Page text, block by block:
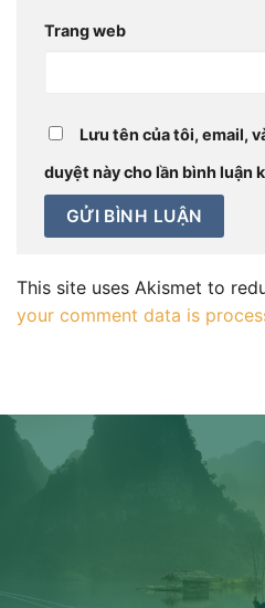
Trang web
Lưu tên của tôi, email,
duyệt này cho lần bình luận
This site uses Akismet to
your comment data is